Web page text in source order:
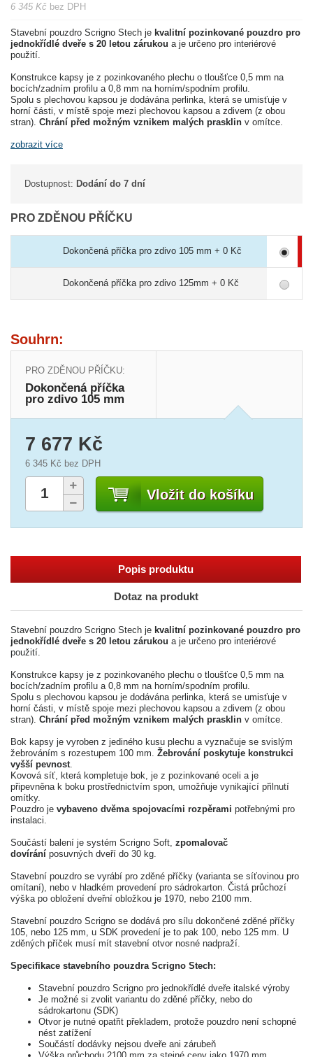
6 345 Kč bez DPH
Stavební pouzdro Scrigno Stech je kvalitní pozinkované pouzdro pro
jednokřídlé dveře s 20 letou zárukou a je určeno pro interiérové
použití.
Konstrukce kapsy je z pozinkovaného plechu o tloušťce 0,5 mm na
bocích/zadním profilu a 0,8 mm na horním/spodním profilu.
Spolu s plechovou kapsou je dodávána perlinka, která se umisťuje v
horní části, v místě spoje mezi plechovou kapsou a zdivem (z obou
stran). Chrání před možným vznikem malých prasklin v omítce.
zobrazit více
Dostupnost: Dodání do 7 dní
PRO ZDĚNOU PŘÍČKU
Dokončená příčka pro zdivo 105 mm + 0 Kč
Dokončená příčka pro zdivo 125mm + 0 Kč
Souhrn:
PRO ZDĚNOU PŘÍČKU:
Dokončená příčka
pro zdivo 105 mm
Vložit do košíku
7 677 Kč
6 345 Kč bez DPH
Popis produktu
Dotaz na produkt
Stavební pouzdro Scrigno Stech je kvalitní pozinkované pouzdro pro
jednokřídlé dveře s 20 letou zárukou a je určeno pro interiérové
použití.
Konstrukce kapsy je z pozinkovaného plechu o tloušťce 0,5 mm na
bocích/zadním profilu a 0,8 mm na horním/spodním profilu.
Spolu s plechovou kapsou je dodávána perlinka, která se umisťuje v
horní části, v místě spoje mezi plechovou kapsou a zdivem (z obou
stran). Chrání před možným vznikem malých prasklin v omítce.
Bok kapsy je vyroben z jediného kusu plechu a vyznačuje se svislým
žebrováním s rozestupem 100 mm. Žebrování poskytuje konstrukci
vyšší pevnost
Kovová síť, která kompletuje bok, je z pozinkované oceli a je
připevněna k boku prostřednictvím spon, umožňuje vynikající přilnutí
omítky.
Pouzdro je vybaveno dvěma spojovacími rozpěrami potřebnými pro
instalaci.
Součástí balení je systém Scrigno Soft, zpomalovač
dovírání posuvných dveří do 30 kg.
Stavební pouzdro se vyrábí pro zděné příčky (varianta se síťovinou pro
omítaní), nebo v hladkém provedení pro sádrokarton. Čistá průchozí
výška po obložení dveřní obložkou je 1970, nebo 2100 mm.
Stavební pouzdro Scrigno se dodává pro sílu dokončené zděné příčky
105, nebo 125 mm, u SDK provedení je to pak 100, nebo 125 mm. U
zděných příček musí mít stavební otvor nosné nadpraží.
Specifikace stavebního pouzdra Scrigno Stech:
Stavební pouzdro Scrigno pro jednokřídlé dveře italské výroby
Je možné si zvolit variantu do zděné příčky, nebo do
sádrokartonu (SDK)
Otvor je nutné opatřit překladem, protože pouzdro není schopné
nést zatížení
Součástí dodávky nejsou dveře ani zárubeň
Výška průchodu 2100 mm za stejné ceny jako 1970 mm